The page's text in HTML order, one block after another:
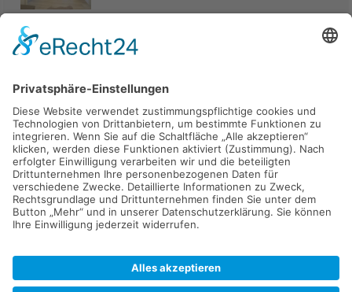
Haus
285.000 €
Kaufen Verkaufen Mieten Vermieten
Kontakt Impressum